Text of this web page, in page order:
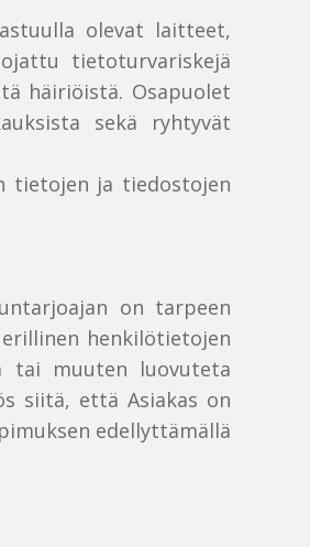
olevat laitteet,
tietoturvariskejä
häiriöistä. Osapuolet
sekä ryhtyvät
tietojen ja tiedostojen
on tarpeen
henkilötietojen
tai muuten luovuteta
siitä, että Asiakas on
edellyttämällä